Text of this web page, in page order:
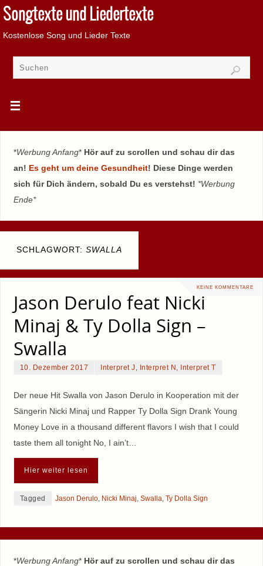
Songtexte und Liedertexte
Kostenlose Song und Lieder Texte
*Werbung Anfang* Hör auf zu scrollen und schau dir das
an! Es geht um deine Gesundheit! Diese Dinge werden
sich für Dich ändern, sobald Du es verstehst! *Werbung
Ende*
SCHLAGWORT: SWALLA
KEINE KOMMENTARE
Jason Derulo feat Nicki
Minaj & Ty Dolla Sign –
Swalla
10. Dezember 2017 Interpret J Interpret N Interpret T
Der neue Hit Swalla von Jason Derulo in Kooperation mit der
Sängerin Nicki Minaj und Rapper Ty Dolla Sign Drank Young
Money Love in a thousand different flavors I wish that I could
taste them all tonight No, I ain’t…
Hier weiter lesen
Tagged Jason Derulo, Nicki Minaj, Swalla, Ty Dolla Sign
*Werbung Anfang* Hör auf zu scrollen und schau dir das